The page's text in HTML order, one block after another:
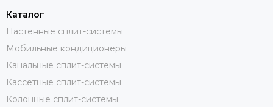
Каталог
Настенные сплит-системы
Мобильные кондиционеры
Канальные сплит-системы
Кассетные сплит-системы
Колонные сплит-системы